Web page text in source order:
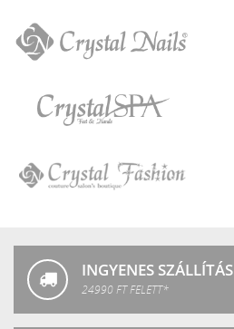
SPA
INGYENES SZÁLLÍTÁS
24990 FT FELETT*